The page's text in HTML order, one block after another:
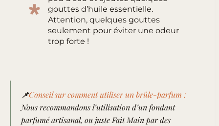
gouttes d’huile essentielle.
Attention, quelques gouttes
seulement pour éviter une odeur
trop forte !
📌Conseil sur comment utiliser un brûle-parfum :
Nous recommandons l’utilisation d’un fondant
parfumé artisanal, ou juste Fait Main par des